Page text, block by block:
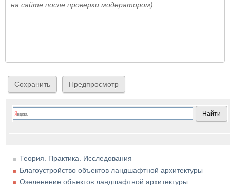
на сайте после проверки модератором)
Теория. Практика. Исследования
Благоустройство объектов ландшафтной архитектуры
Озеленение объектов ландшафтной архитектуры